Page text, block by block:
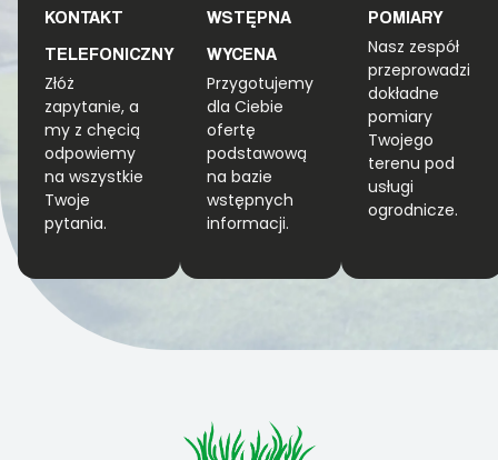
KONTAKT
TELEFONICZNY
Złóż
zapytanie, a
my z chęcią
odpowiemy
na wszystkie
Twoje
pytania.
WSTĘPNA
WYCENA
Przygotujemy
dla Ciebie
ofertę
podstawową
na bazie
wstępnych
informacji.
POMIARY
Nasz zespół
przeprowadzi
dokładne
pomiary
Twojego
terenu pod
usługi
ogrodnicze.